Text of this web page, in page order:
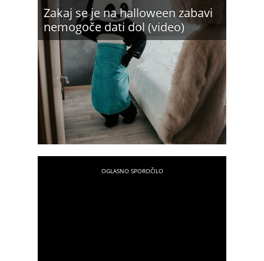
Zakaj se je na halloween zabavi
nemogoče dati dol (video)